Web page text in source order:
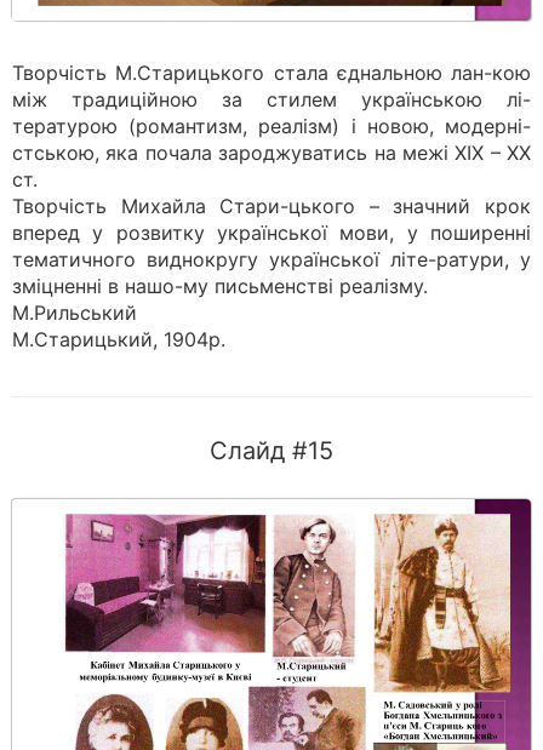
Творчість М.Старицького стала єднальною лан-кою
між традиційною за стилем українською лі-
тературою (романтизм, реалізм) і новою, модерні-
стською, яка почала зароджуватись на межі XIX – XX
ст.
Творчість Михайла Стари-цького – значний крок
вперед у розвитку української мови, у поширенні
тематичного виднокругу української літе-ратури, у
зміцненні в нашо-му письменстві реалізму.
М.Рильський
М.Старицький, 1904р.
Слайд #15